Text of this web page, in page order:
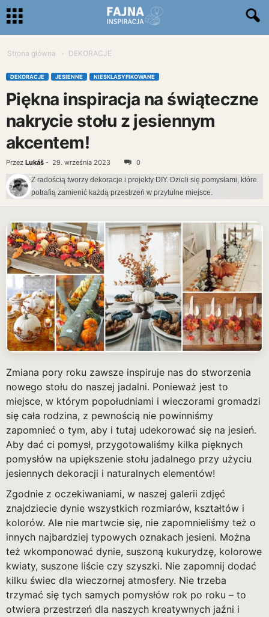
Strona główna DEKORACJE
DEKORACJE JESIENNE NIESKLASYFIKOWANE
Piękna inspiracja na świąteczne
nakrycie stołu z jesiennym
akcentem!
Przez Lukáš - 29. września 2023 0
Z radością tworzy dekoracje i projekty DIY. Dzieli się pomysłami, które
potrafią zamienić każdą przestrzeń w przytulne miejsce.
Zmiana pory roku zawsze inspiruje nas do stworzenia
nowego stołu do naszej jadalni. Ponieważ jest to
miejsce, w którym popołudniami i wieczorami gromadzi
się cała rodzina, z pewnością nie powinniśmy
zapomnieć o tym, aby i tutaj udekorować się na jesień.
Aby dać ci pomysł, przygotowaliśmy kilka pięknych
pomysłów na upiększenie stołu jadalnego przy użyciu
jesiennych dekoracji i naturalnych elementów!
Zgodnie z oczekiwaniami, w naszej galerii zdjęć
znajdziecie dynie wszystkich rozmiarów, kształtów i
kolorów. Ale nie martwcie się, nie zapomnieliśmy też o
innych najbardziej typowych oznakach jesieni. Można
też wkomponować dynie, suszoną kukurydzę, kolorowe
kwiaty, suszone liście czy szyszki. Nie zapomnij dodać
kilku świec dla wieczornej atmosfery. Nie trzeba
trzymać się tych samych pomysłów rok po roku – to
otwiera przestrzeń dla naszych kreatywnych jaźni i